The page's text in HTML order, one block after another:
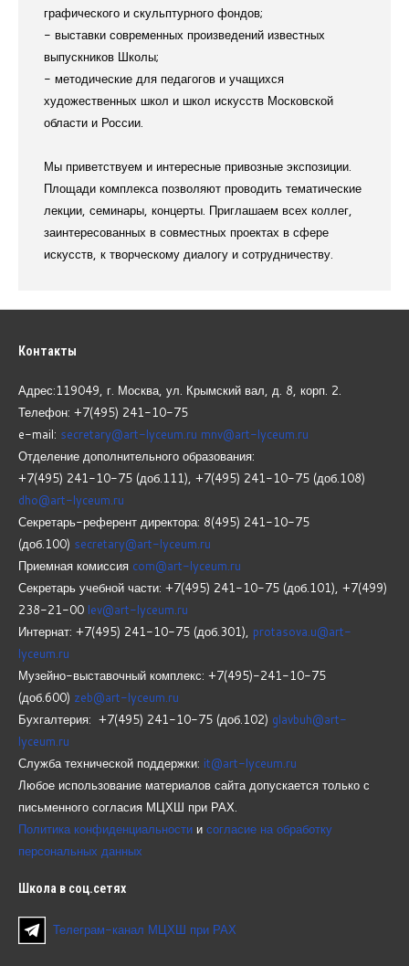
графического и скульптурного фондов;
- выставки современных произведений известных
выпускников Школы;
- методические для педагогов и учащихся
художественных школ и школ искусств Московской
области и России.
Мы приветствуем и интересные привозные экспозиции.
Площади комплекса позволяют проводить тематические
лекции, семинары, концерты. Приглашаем всех коллег,
заинтересованных в совместных проектах в сфере
искусств, к творческому диалогу и сотрудничеству.
Контакты
Адрес:119049, г. Москва, ул. Крымский вал, д. 8, корп. 2.
Телефон: +7(495) 241-10-75
e-mail: secretary@art-lyceum.ru mnv@art-lyceum.ru
Отделение дополнительного образования:
+7(495) 241-10-75 (доб.111), +7(495) 241-10-75 (доб.108)
dho@art-lyceum.ru
Секретарь-референт директора: 8(495) 241-10-75
(доб.100) secretary@art-lyceum.ru
Приемная комиссия com@art-lyceum.ru
Секретарь учебной части: +7(495) 241-10-75 (доб.101), +7(499)
238-21-00 lev@art-lyceum.ru
Интернат: +7(495) 241-10-75 (доб.301), protasova.u@art-
lyceum.ru
Музейно-выставочный комплекс: +7(495)-241-10-75
(доб.600) zeb@art-lyceum.ru
Бухгалтерия: +7(495) 241-10-75 (доб.102) glavbuh@art-
lyceum.ru
Служба технической поддержки: it@art-lyceum.ru
Любое использование материалов сайта допускается только с
письменного согласия МЦХШ при РАХ.
Политика конфиденциальности и согласие на обработку
персональных данных
Школа в соц.сетях
Телеграм-канал МЦХШ при РАХ